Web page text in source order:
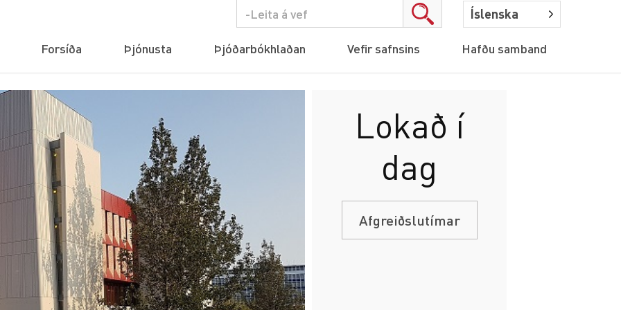
Íslenska
Forsíða Þjónusta Þjóðarbókhlaðan Vefir safnsins Hafðu samband
Lokað í
dag
Afgreiðslutímar